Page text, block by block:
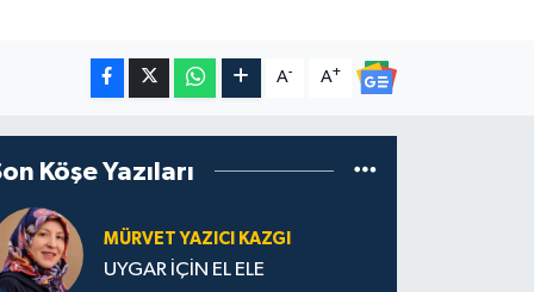
A- A+
Köşe Yazıları
MÜRVET YAZICI KAZGI
UYGAR İÇİN EL ELE